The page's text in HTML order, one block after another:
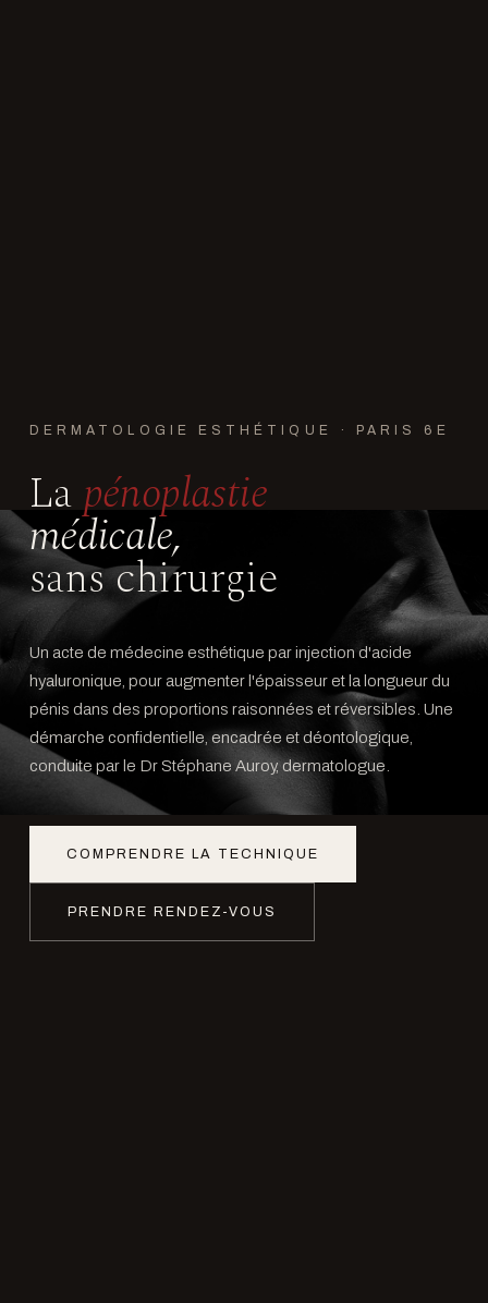
DERMATOLOGIE ESTHÉTIQUE · PARIS 6E
Lapénoplastie
médicale,
sans chirurgie
Un acte de médecine esthétique par injection d'acide
hyaluronique, pour augmenter l'épaisseur et la longueur du
pénis dans des proportions raisonnées et réversibles. Une
démarche confidentielle, encadrée et déontologique,
conduite par le Dr Stéphane Auroy, dermatologue.
COMPRENDRE LA TECHNIQUE
PRENDRE RENDEZ-VOUS